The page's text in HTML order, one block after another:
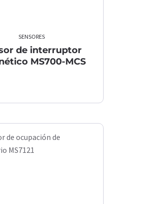
SENSORES
de interruptor
MS700-MCS